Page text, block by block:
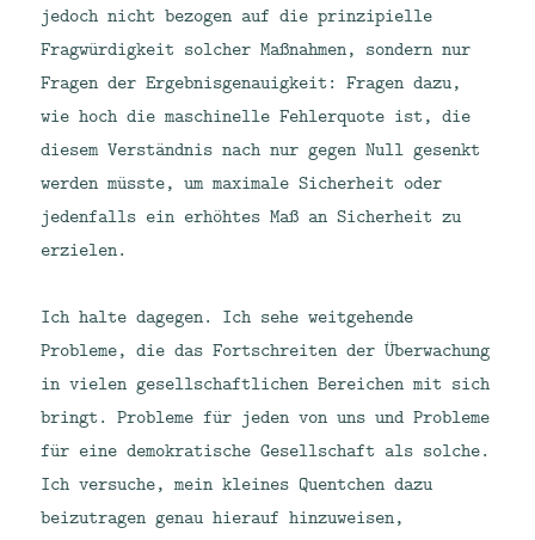
jedoch nicht bezogen auf die prinzipielle
Fragwürdigkeit solcher Maßnahmen, sondern nur
Fragen der Ergebnisgenauigkeit: Fragen dazu,
wie hoch die maschinelle Fehlerquote ist, die
diesem Verständnis nach nur gegen Null gesenkt
werden müsste, um maximale Sicherheit oder
jedenfalls ein erhöhtes Maß an Sicherheit zu
erzielen.
Ich halte dagegen. Ich sehe weitgehende
Probleme, die das Fortschreiten der Überwachung
in vielen gesellschaftlichen Bereichen mit sich
bringt. Probleme für jeden von uns und Probleme
für eine demokratische Gesellschaft als solche.
Ich versuche, mein kleines Quentchen dazu
beizutragen genau hierauf hinzuweisen,